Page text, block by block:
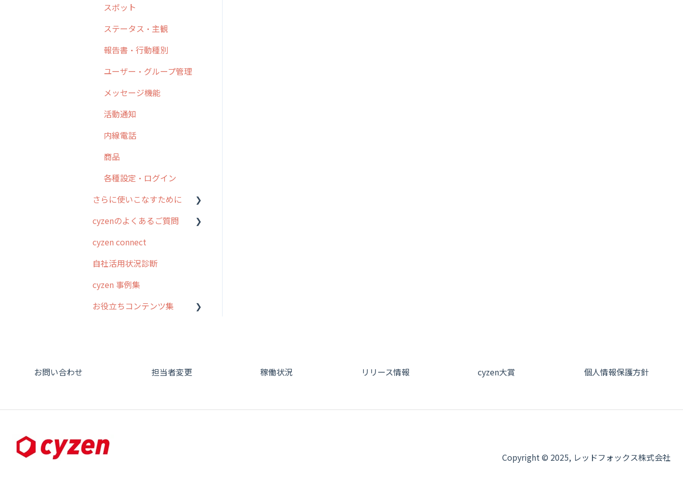
5. 基本的な使い方：シス
ザー編
7. 初心者向けよくある質
ための設定
10.ユーザー向けおすすめ
方法
予定
日報
履歴
メンバー
メッセージ
パフォーマンス
外部リンク
お知らせ
設定
スポット
ステータス・主観
報告書・行動種別
ユーザー・グループ管理
メッセージ機能
活動通知
内線電話
商品
各種設定・ログイン
さらに使いこなすために
はじめに
スポット・ステータス関連
連携オプション
IP接続制限・端末認証設定
cyzenのよくあるご質問
ログインについて
グループ・ユーザーについ
スポットについて
日報について
端末・設定について
cyzen connect
自社活用状況診断
cyzen 事例集
お役立ちコンテンツ集
ブ
お問い合わせ 担当者変更 稼働状況 リリース情報 cyzen大賞 個人情報保護方針
Copyright © 2025, レッドフォックス株式会社